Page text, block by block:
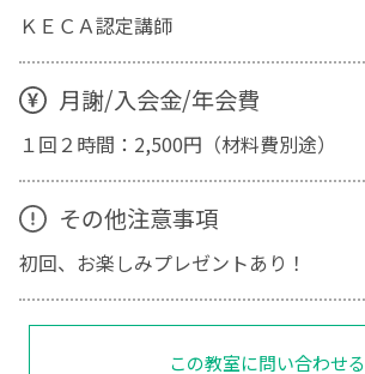
ＫＥＣＡ認定講師
月謝/入会金/年会費
１回２時間：2,500円（材料費別途）
その他注意事項
初回、お楽しみプレゼントあり！
この教室に問い合わせる